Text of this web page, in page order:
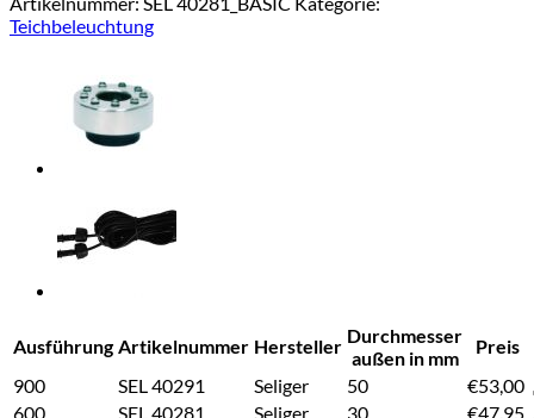
Teichbeleuchtung
Ausführung Artikelnummer Hersteller Durchmesser
außen in mm
Preis
900
SEL 40291 Seliger 50 €53,00
600
SEL 40281 Seliger 30 €47,95